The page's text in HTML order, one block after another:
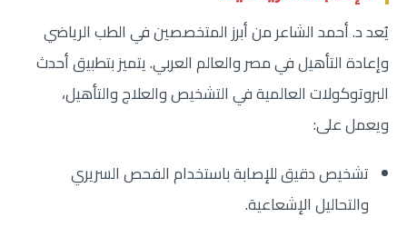
يُعد د. أحمد الشاعر من أبرز المتخصصين في الطب الرياضي
وإعادة التأهيل في مصر والعالم العربي. يتميز بتطبيق أحدث
البروتوكولات العالمية في التشخيص والعلاج والتأهيل،
ويعمل على:
تشخيص دقيق للإصابة باستخدام الفحص السريري
والتحاليل الإشعاعية.